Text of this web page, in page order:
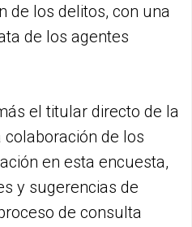
de los delitos, con una
de los agentes
el titular directo de la
colaboración de los
en esta encuesta,
y sugerencias de
de consulta